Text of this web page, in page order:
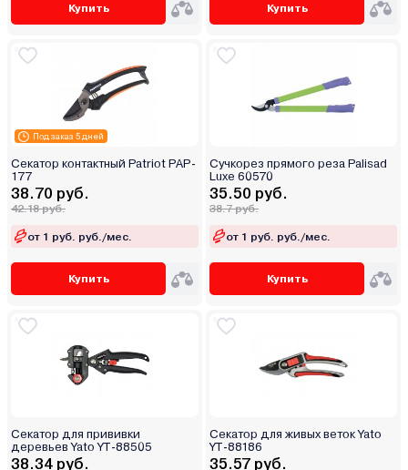
Купить Купить
Под заказ 5 дней
Секатор контактный Patriot PAP-
177
38.70 руб.
42.18 руб.
от 1 руб. руб./мес.
Купить
Сучкорез прямого реза Palisad
Luxe 60570
35.50 руб.
38.7 руб.
от 1 руб. руб./мес.
Купить
Секатор для прививки
деревьев Yato YT-88505
38.34 руб.
Секатор для живых веток Yato
YT-88186
35.57 руб.